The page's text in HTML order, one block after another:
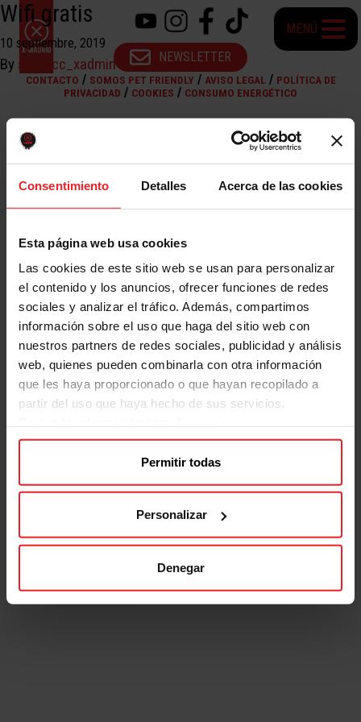
Consentimiento Detalles Acerca de las cookies
Esta página web usa cookies
Las cookies de este sitio web se usan para personalizar
el contenido y los anuncios, ofrecer funciones de redes
sociales y analizar el tráfico. Además, compartimos
información sobre el uso que haga del sitio web con
nuestros partners de redes sociales, publicidad y análisis
web, quienes pueden combinarla con otra información
que les haya proporcionado o que hayan recopilado a
partir del uso que haya hecho de sus servicios.
Permitir todas
Personalizar
Denegar
MENÚ
Wifi gratis
10 septiembre, 2019
By santacc_xadmin NEWSLETTER
CONTACTO / SOMOS PET FRIENDLY / AVISO LEGAL/ POLÍTICA DE
PRIVACIDAD / COOKIES / CONSUMO ENERGÉTICO